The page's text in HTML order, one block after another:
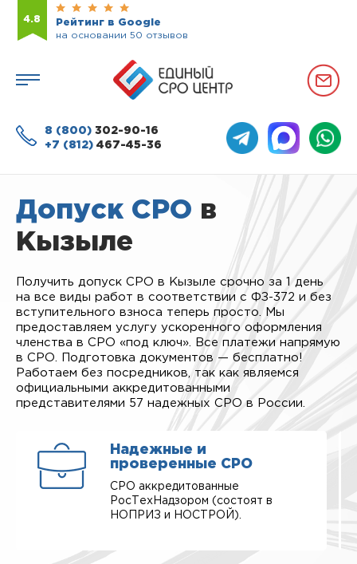
4.8
Рейтинг в Google
на основании 50 отзывов
8 (800) 302-90-16
+7 (812) 467-45-36
Допуск СРО в
Кызыле
Получить допуск СРО в Кызыле срочно за 1 день
на все виды работ в соответствии с ФЗ-372 и без
вступительного взноса теперь просто. Мы
предоставляем услугу ускоренного оформления
членства в СРО «под ключ». Все платежи напрямую
в СРО. Подготовка документов — бесплатно!
Работаем без посредников, так как являемся
официальными аккредитованными
представителями 57 надежных СРО в России.
Надежные и
проверенные СРО
СРО аккредитованные
РосТехНадзором (состоят в
НОПРИЗ и НОСТРОЙ).